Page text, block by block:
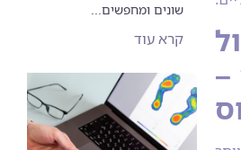
שונים ומחפשים...
קרא עוד